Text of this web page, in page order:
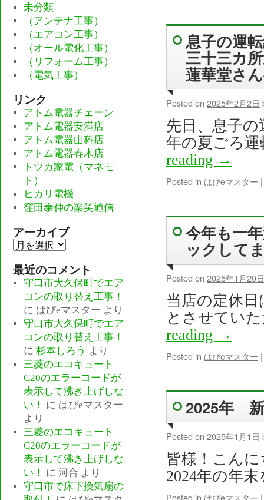
息子の運
三十三カ
蓮華堂さ
Posted on 2025年2月2日
先日、息子
年の夏ごろ
reading →
Posted in はぴeマスター |
今年も一
ックして
Posted on 2025年1月20日
当店の定休
とさせてい
reading →
Posted in はぴeマスター |
2025年
Posted on 2025年1月1日
皆様！こん
2024年の年
Posted in はぴeマスター |
未分類
（アンテナ工事）
（エアコン工事）
（オール電化工事）
（リフォーム工事）
（電気工事）
リンク
アトム電器チェーン
アトム電器安満店
アトム電器山科店
アトム電器春木店
トツカ家電（マネモ
ト）
ヒカリ電機
窪田泰伸の楽笑通信
アーカイブ
ア
カ
イ
最近のコメント
守口市大久保町でエア
コンの取り替え工事！
に はぴeマスター より
守口市大久保町でエア
コンの取り替え工事！
に杉本しろう より
三菱のエコキュート
C20のエラーコードが
表示して沸き上げしな
い！
に はぴeマスター
より
三菱のエコキュート
C20のエラーコードが
表示して沸き上げしな
い！
に河合 より
守口市で床下換気扇の